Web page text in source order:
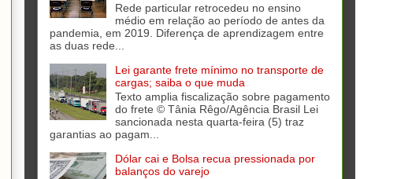
Rede particular retrocedeu no ensino
médio em relação ao período de antes da
pandemia, em 2019. Diferença de aprendizagem entre
as duas rede...
Lei garante frete mínimo no transporte de
cargas; saiba o que muda
Texto amplia fiscalização sobre pagamento
do frete © Tânia Rêgo/Agência Brasil Lei
sancionada nesta quarta-feira (5) traz
garantias ao pagam...
Dólar cai e Bolsa recua pressionada por
balanços do varejo